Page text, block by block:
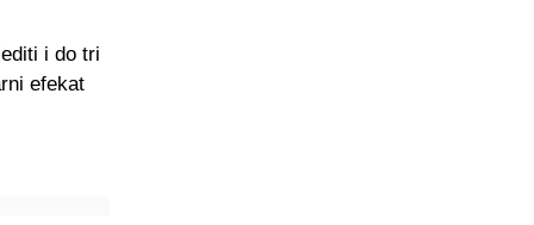
i do tri
efekat